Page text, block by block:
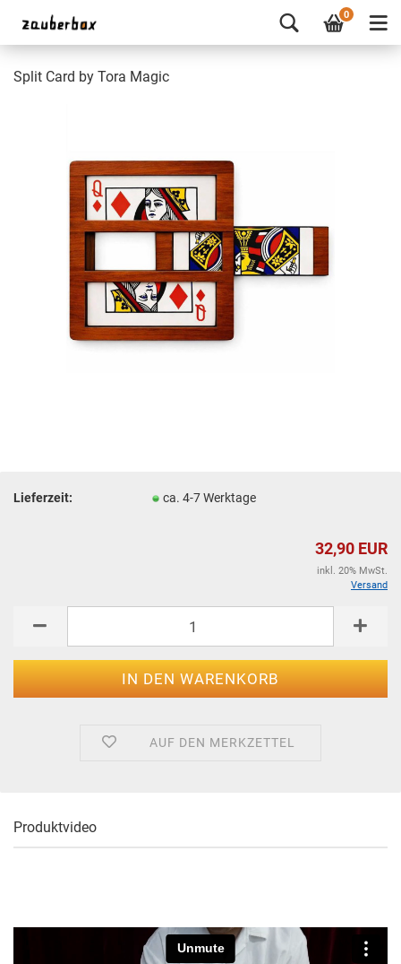
0
Split Card by Tora Magic
Lieferzeit: ca. 4-7 Werktage
32,90 EUR
inkl. 20% MwSt.
Versand
AUF DEN MERKZETTEL
Produktvideo